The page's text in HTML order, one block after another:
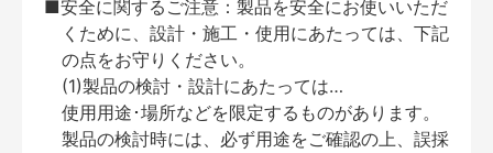
■安全に関するご注意：製品を安全にお使いいただ
くために、設計・施工・使用にあたっては、下記
の点をお守りください。
(1)製品の検討・設計にあたっては…
使用用途･場所などを限定するものがあります。
製品の検討時には、必ず用途をご確認の上、誤採